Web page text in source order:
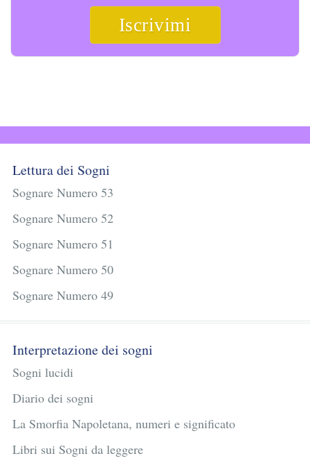
Lettura dei Sogni
Sognare Numero 53
Sognare Numero 52
Sognare Numero 51
Sognare Numero 50
Sognare Numero 49
Interpretazione dei sogni
Sogni lucidi
Diario dei sogni
La Smorfia Napoletana, numeri e significato
Libri sui Sogni da leggere